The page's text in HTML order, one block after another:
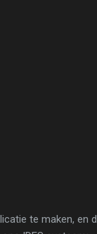
te maken, en